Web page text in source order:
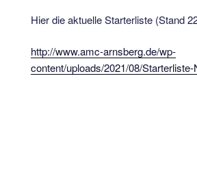
Hier die aktuelle Starterliste (Stand
http://www.amc-arnsberg.de/wp-
content/uploads/2021/08/